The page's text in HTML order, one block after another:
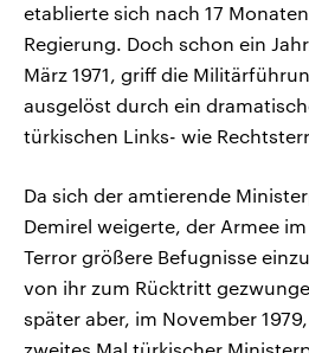
etablierte sich nach 17
Regierung. Doch schon ein
März 1971, griff die
ausgelöst durch ein
türkischen Links- wie
Da sich der amtierende
Demirel weigerte, der Armee
Terror größere Befugnisse
von ihr zum Rücktritt
später aber, im November